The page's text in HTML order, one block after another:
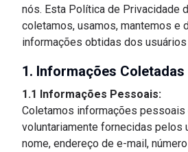
nós. Esta Política de Privacidade
coletamos, usamos, mantemos e
informações obtidas dos
1. Informações Coletadas
1.1 Informações Pessoais:
Coletamos informações pessoais
voluntariamente fornecidas pelos
nome, endereço de e-mail,